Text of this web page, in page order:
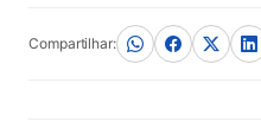
Compartilhar: